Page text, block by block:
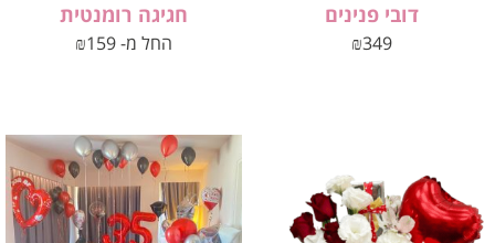
דובי פנינים
₪349
חגיגה רומנטית
החל מ- ₪159